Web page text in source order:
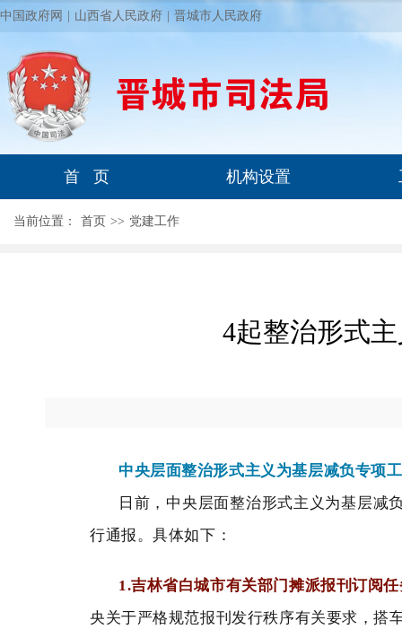
中国政府网 山西省人民政府 晋城市人民政府
首 页 机构设置
当前位置： 首页 >> 党建工作
4起整治形式
中央层面整治形式主义为基层减负专项
日前，中央层面整治形式主义为基层减
行通报。具体如下：
1.吉林省白城市有关部门摊派报刊订阅
央关于严格规范报刊发行秩序有关要求，搭